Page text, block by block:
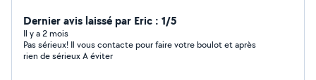
extérieur, évacuation des déchets verts et petits
travaux d'aménagement paysager. Sérieux, ponctuel et
soigneux, je travaille proprement et je m'adapte à
chaque demande : entretien régulier, remise en état
Dernier avis laissé par Eric : 1/5
Il y a 2 mois
Pas sérieux! Il vous contacte pour faire votre boulot et après
rien de sérieux A éviter